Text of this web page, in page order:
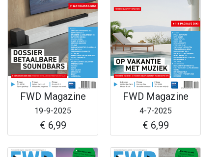
FWD Magazine
19-9-2025
€ 6,99
FWD Magazine
4-7-2025
€ 6,99